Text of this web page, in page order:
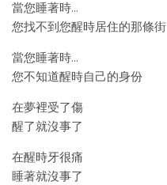
當您睡著時…
您找不到您醒時居住的那條街
當您睡著時…
您不知道醒時自己的身份
在夢裡受了傷
醒了就沒事了
在醒時牙很痛
睡著就沒事了